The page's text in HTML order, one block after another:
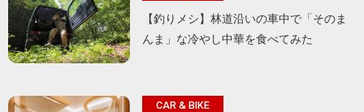
【釣りメシ】林道沿いの車中で「そのま
んま」な冷やし中華を食べてみた
CAR & BIKE